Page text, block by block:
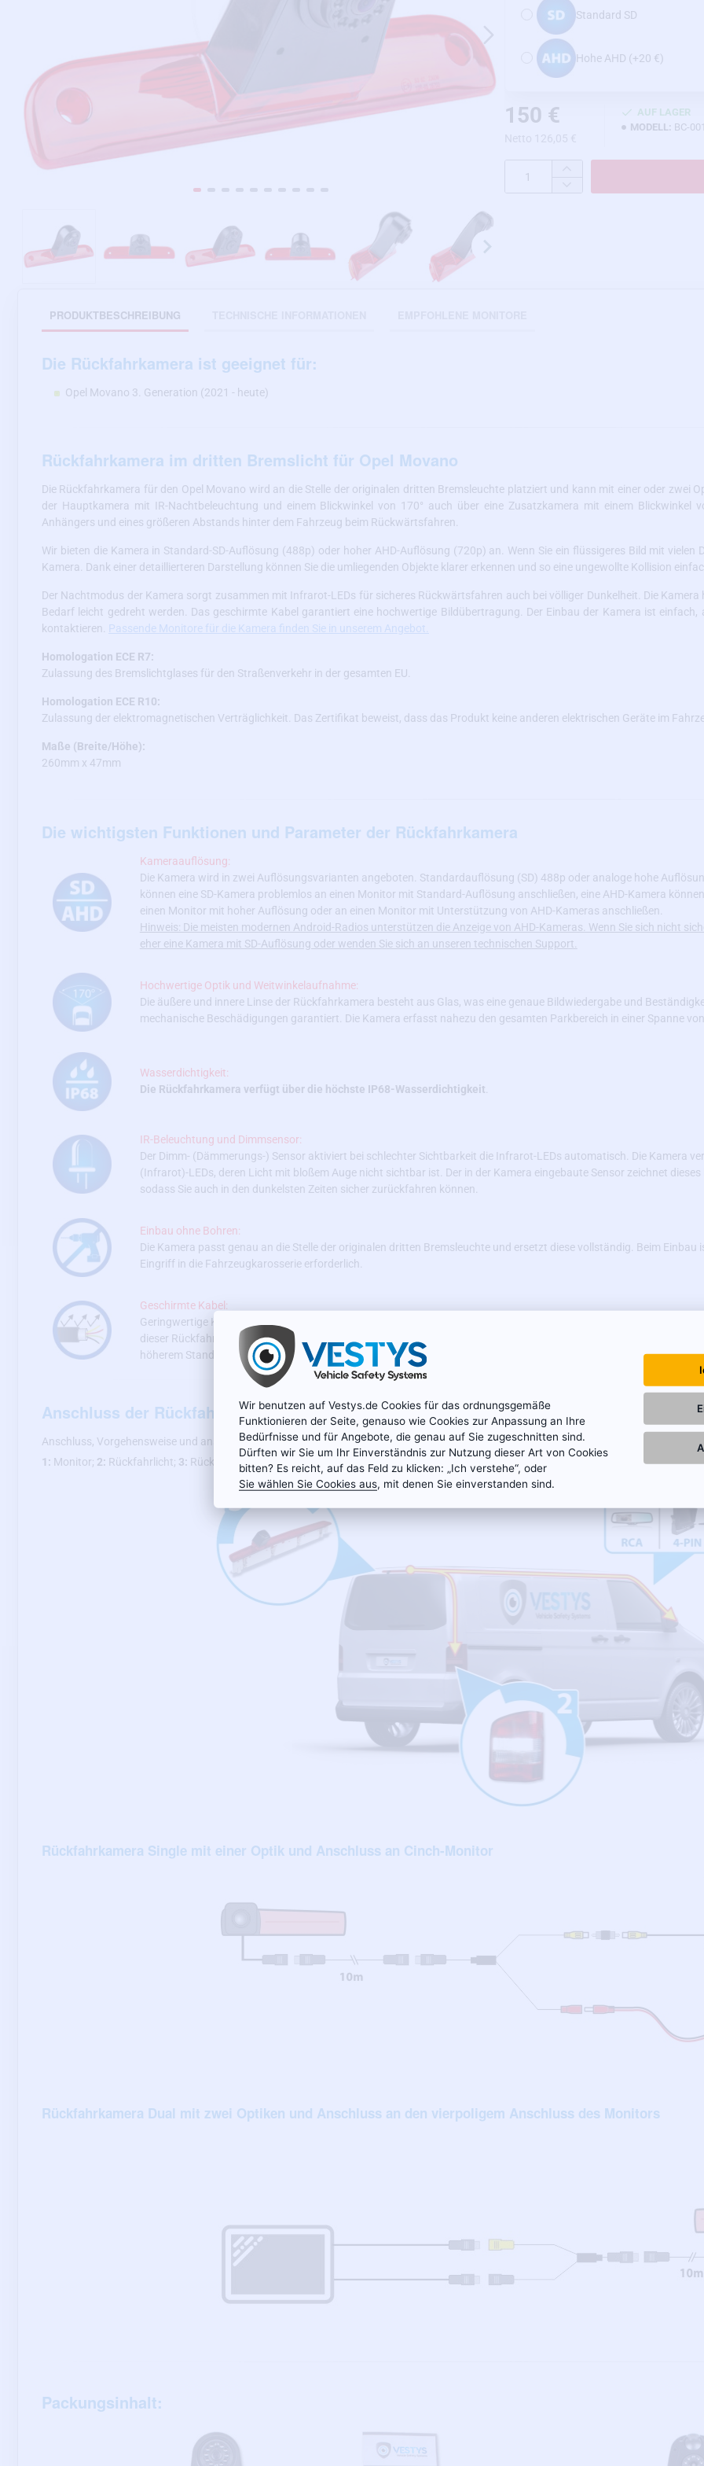
150 €
AUF LAGER
MODELL: BC-
Standard SD
Hohe AHD (+20 €)
PRODUKTBESCHREIBUNG
Die Rückfahrkamera ist geeignet für:
Opel Movano 3. Generation (2021 - heute)
Rückfahrkamera im dritten Bremslicht für Opel Movano
Die Rückfahrkamera für den Opel Movano wird an die Stelle der originalen dritten Bremsleuchte platziert und kann mit einer oder zwei
der Hauptkamera mit IR-Nachtbeleuchtung und einem Blickwinkel von 170° auch über eine Zusatzkamera mit einem Blickwinkel
Anhängers und eines größeren Abstands hinter dem Fahrzeug beim Rückwärtsfahren.
Wir bieten die Kamera in Standard-SD-Auflösung (488p) oder hoher AHD-Auflösung (720p) an. Wenn Sie ein flüssigeres Bild mit vielen
Kamera. Dank einer detaillierteren Darstellung können Sie die umliegenden Objekte klarer erkennen und so eine ungewollte Kollision
Der Nachtmodus der Kamera sorgt zusammen mit Infrarot-LEDs für sicheres Rückwärtsfahren auch bei völliger Dunkelheit. Die
Bedarf leicht gedreht werden. Das geschirmte Kabel garantiert eine hochwertige Bildübertragung. Der Einbau der Kamera ist
kontaktieren.
Passende Monitore für die Kamera finden Sie in unserem Angebot.
Homologation ECE R7:
Zulassung des Bremslichtglases für den Straßenverkehr in der gesamten EU.
Homologation ECE R10:
Zulassung der elektromagnetischen Verträglichkeit. Das Zertifikat beweist, dass das Produkt keine anderen elektrischen Geräte im
Maße (Breite/Höhe):
260mm x 47mm
Die wichtigsten Funktionen und Parameter der Rückfahrkamera
Kameraauflösung:
Die Kamera wird in zwei Auflösungsvarianten angeboten. Standardauflösung (SD) 488p oder analoge hohe
können eine SD-Kamera problemlos an einen Monitor mit Standard-Auflösung anschließen, eine AHD-Kamera
einen Monitor mit hoher Auflösung oder an einen Monitor mit Unterstützung von AHD-Kameras anschließen.
Hinweis: Die meisten modernen Android-Radios unterstützen die Anzeige von AHD-Kameras. Wenn Sie sich nicht
eher eine Kamera mit SD-Auflösung oder wenden Sie sich an unseren technischen Support.
Hochwertige Optik und Weitwinkelaufnahme:
Die äußere und innere Linse der Rückfahrkamera besteht aus Glas, was eine genaue Bildwiedergabe und
mechanische Beschädigungen garantiert. Die Kamera erfasst nahezu den gesamten Parkbereich in einer Spanne von
Wasserdichtigkeit:
Die Rückfahrkamera verfügt über die höchste IP68-Wasserdichtigkeit
IR-Beleuchtung und Dimmsensor:
Der Dimm- (Dämmerungs-) Sensor aktiviert bei schlechter Sichtbarkeit die Infrarot-LEDs automatisch. Die Kamera
(Infrarot)-LEDs, deren Licht mit bloßem Auge nicht sichtbar ist. Der in der Kamera eingebaute Sensor zeichnet
sodass Sie auch in den dunkelsten Zeiten sicher zurückfahren können.
Einbau ohne Bohren:
Die Kamera passt genau an die Stelle der originalen dritten Bremsleuchte und ersetzt diese vollständig. Beim Einbau
Eingriff in die Fahrzeugkarosserie erforderlich.
Geschirmte Kabel:
Geringwertige Kabel können zu fehlerhafter Videoübertragung führen (z. B. Flimmern, Streifen auf dem Monitor
dieser Rückfahrkamera sind hochwertige geschirmte Kabel enthalten, die für eine lange Signalübertragung ausgelegt
höherem Standard eliminieren Umgebungsstörungen und sorgen für ein qualitativ hochwertiges Bild.
Anschluss der Rückfahrkamera
Anschluss, Vorgehensweise und anschauliche Anschlusspläne der Rückfahrkamera finden Sie in der Bedienungsanleitung, die der
1: Monitor; 2: Rückfahrlicht; 3: Rückfahrkamera
Rückfahrkamera Single mit einer Optik und Anschluss an Cinch-Monitor
Rückfahrkamera Dual mit zwei Optiken und Anschluss an den vierpoligem Anschluss des Monitors
Packungsinhalt:
Wir benutzen auf Vestys.de Cookies für das ordnungsgemäße
Funktionieren der Seite, genauso wie Cookies zur Anpassung an Ihre
Bedürfnisse und für Angebote, die genau auf Sie zugeschnitten sind.
Dürften wir Sie um Ihr Einverständnis zur Nutzung dieser Art von Cookies
bitten? Es reicht, auf das Feld zu klicken: „Ich verstehe“, oder
Sie wählen Sie Cookies aus, mit denen Sie einverstanden sind.